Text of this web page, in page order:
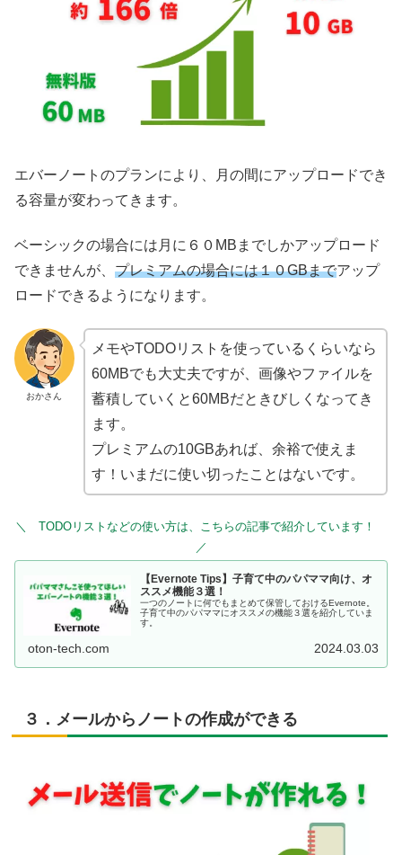
エバーノートのプランにより、月の間にアップロードでき
る容量が変わってきます。
ベーシックの場合には月に６０MBまでしかアップロード
できませんが、 プレミアムの場合には１０GBまでアップ
ロードできるようになります。
おかさん
メモやTODOリストを使っているくらいなら
60MBでも大丈夫ですが、画像やファイルを
蓄積していくと60MBだときびしくなってき
ます。
プレミアムの10GBあれば、余裕で使えま
す！いまだに使い切ったことはないです。
＼ TODOリストなどの使い方は、こちらの記事で紹介しています！
／
【Evernote Tips】子育て中のパパママ向け、オ
ススメ機能３選！
一つのノートに何でもまとめて保管しておけるEvernote。
子育て中のパパママにオススメの機能３選を紹介していま
す。
oton-tech.com 2024.03.03
３．メールからノートの作成ができる